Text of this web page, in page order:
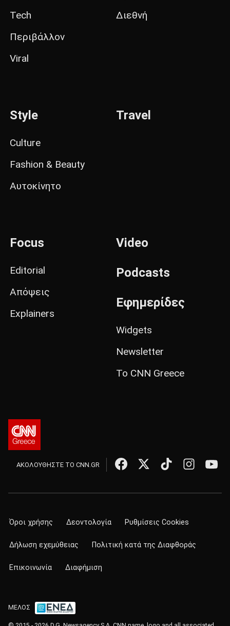
Tech
Περιβάλλον
Viral
Διεθνή
Style
Culture
Fashion & Beauty
Αυτοκίνητο
Travel
Focus
Editorial
Απόψεις
Explainers
Video
Podcasts
Εφημερίδες
Widgets
Newsletter
Το CNN Greece
ΑΚΟΛΟΥΘΗΣΤΕ ΤΟ CNN.GR
Όροι χρήσης Δεοντολογία Ρυθμίσεις Cookies
Δήλωση εχεμύθειας Πολιτική κατά της Διαφθοράς
Επικοινωνία Διαφήμιση
ΜΕΛΟΣ